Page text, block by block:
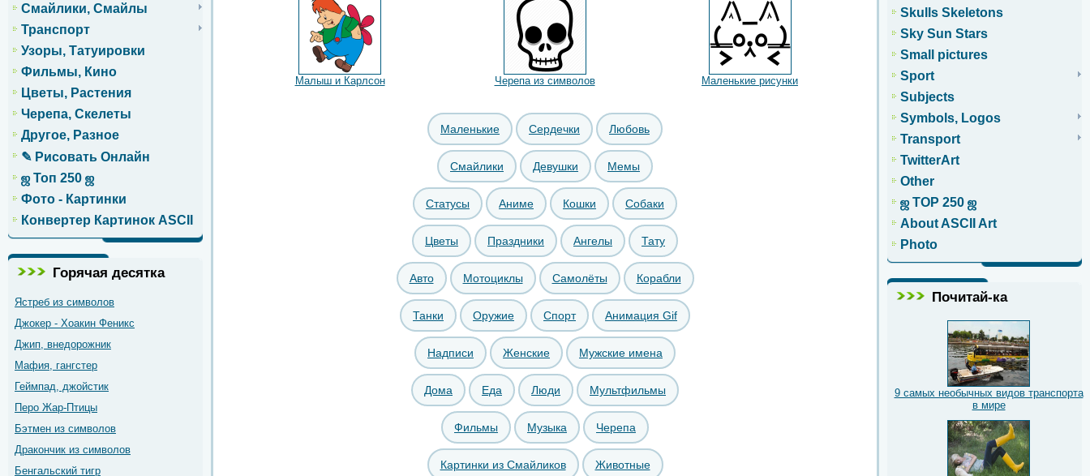
Смайлики, Смайлы
Транспорт
Узоры, Татуировки
Фильмы, Кино
Цветы, Растения
Черепа, Скелеты
Другое, Разное
✎ Рисовать Онлайн
ஜ Топ 250 ஜ
Фото - Картинки
Конвертер Картинок ASCII
Горячая десятка
Ястреб из символов
Джокер - Хоакин Феникс
Джип, внедорожник
Мафия, гангстер
Геймпад, джойстик
Перо Жар-Птицы
Бэтмен из символов
Дракончик из символов
Бенгальский тигр
Малыш и Карлсон Черепа из символов Маленькие рисунки
Маленькие Сердечки Любовь
Смайлики Девушки Мемы
Статусы Аниме Кошки Собаки
Цветы Праздники Ангелы Тату
Авто Мотоциклы Самолёты Корабли
Танки Оружие Спорт Анимация Gif
Надписи Женские Мужские имена
Дома Еда Люди Мультфильмы
Фильмы Музыка Черепа
Картинки из Смайликов Животные
Skulls Skeletons
Sky Sun Stars
Small pictures
Sport
Subjects
Symbols, Logos
Transport
TwitterArt
Other
ஜ TOP 250 ஜ
About ASCII Art
Photo
Почитай-ка
9 самых необычных видов транспорта
в мире